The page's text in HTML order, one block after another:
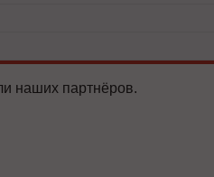
наших партнёров.